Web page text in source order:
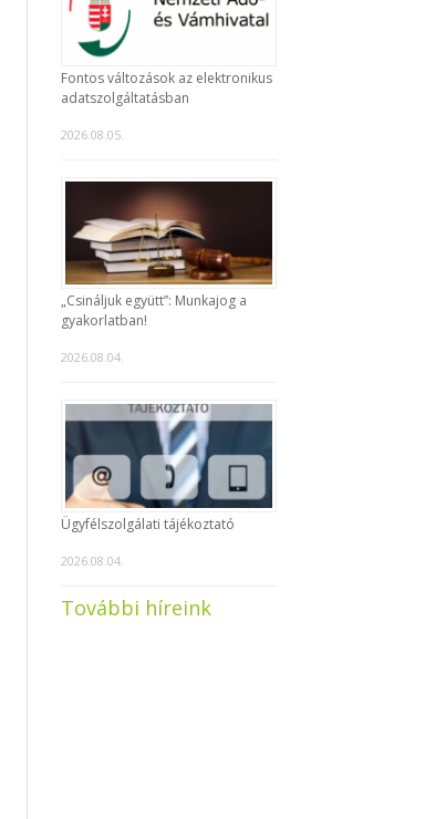
Fontos változások az elektronikus
adatszolgáltatásban
2026.08.05.
„Csináljuk együtt”: Munkajog a
gyakorlatban!
2026.08.04.
Ügyfélszolgálati tájékoztató
2026.08.04.
További híreink